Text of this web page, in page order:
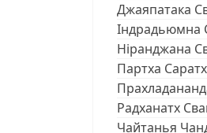
Джаяпатака
Індрадьюмна
Ніранджана
Партха
Радханатх
Чайтанья